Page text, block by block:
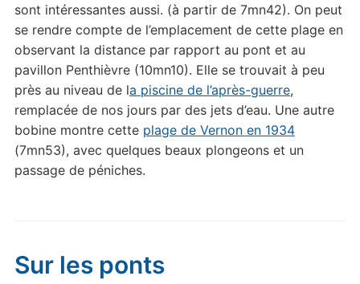
sont intéressantes aussi. (à partir de 7mn42). On peut
se rendre compte de l’emplacement de cette plage en
observant la distance par rapport au pont et au
pavillon Penthièvre (10mn10). Elle se trouvait à peu
près au niveau de la piscine de l’après-guerre,
remplacée de nos jours par des jets d’eau. Une autre
bobine montre cette plage de Vernon en 1934
(7mn53), avec quelques beaux plongeons et un
passage de péniches.
Sur les ponts